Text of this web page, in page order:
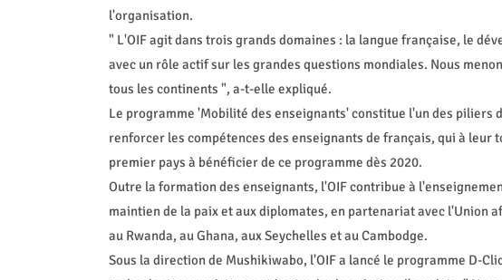
l'organisation.
" L'OIF agit dans trois grands domaines : la langue française, le
avec un rôle actif sur les grandes questions mondiales. Nous
tous les continents ", a-t-elle expliqué.
Le programme 'Mobilité des enseignants' constitue l'un des piliers
renforcer les compétences des enseignants de français, qui à leur
premier pays à bénéficier de ce programme dès 2020.
Outre la formation des enseignants, l'OIF contribue à
maintien de la paix et aux diplomates, en partenariat avec l'Union
au Rwanda, au Ghana, aux Seychelles et au Cambodge.
Sous la direction de Mushikiwabo, l'OIF a lancé le programme D-